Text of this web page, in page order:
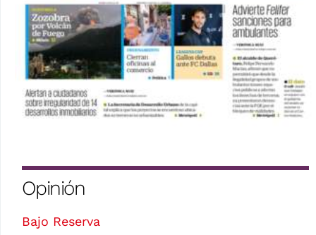
Opinión
Bajo Reserva